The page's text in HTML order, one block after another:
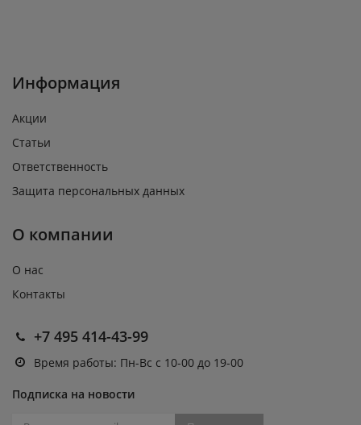
Информация
Акции
Статьи
Ответственность
Защита персональных данных
О компании
О нас
Контакты
+7 495 414-43-99
Время работы: Пн-Вс с 10-00 до 19-00
Подписка на новости